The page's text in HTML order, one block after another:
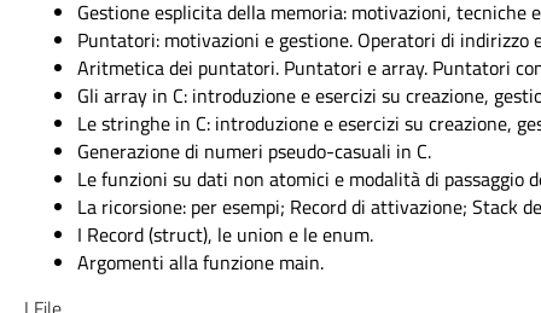
Gestione esplicita della memoria: motivazioni, tecniche
Puntatori: motivazioni e gestione. Operatori di indirizzo
Aritmetica dei puntatori. Puntatori e array. Puntatori
Gli array in C: introduzione e esercizi su creazione,
Le stringhe in C: introduzione e esercizi su creazione,
Generazione di numeri pseudo-casuali in C.
Le funzioni su dati non atomici e modalità di
La ricorsione: per esempi; Record di attivazione; Stack
I Record (struct), le union e le enum.
Argomenti alla funzione main.